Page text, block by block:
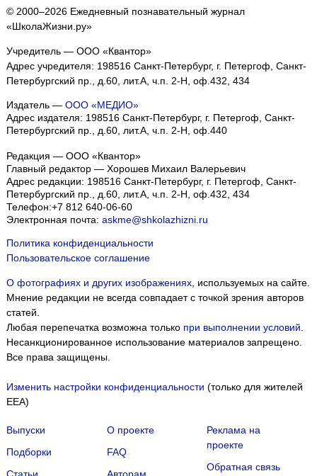
© 2000–2026 Ежедневный познавательный журнал
«ШколаЖизни.ру»
Учредитель — ООО «Квантор»
Адрес учредителя: 198516 Санкт-Петербург, г. Петергоф, Санкт-
Петербургский пр., д.60, лит.А, ч.п. 2-Н, оф.432, 434
Издатель — ООО «МЕДИО»
Адрес издателя: 198516 Санкт-Петербург, г. Петергоф, Санкт-
Петербургский пр., д.60, лит.А, ч.п. 2-Н, оф.440
Редакция — ООО «Квантор»
Главный редактор — Хорошев Михаил Валерьевич
Адрес редакции: 198516 Санкт-Петербург, г. Петергоф Санкт-
Петербургский пр., д.60, лит.А, ч.п. 2-Н, оф.432, 434
Телефон:+7 812 640-06-60
Электронная почта: askme@shkolazhizni.ru
Политика конфиденциальности
Пользовательское соглашение
О фотографиях и других изображениях, используемых на сайте.
Мнение редакции не всегда совпадает с точкой зрения авторов
статей.
Любая перепечатка возможна только при выполнении условий
Несанкционированное использование материалов запрещено.
Все права защищены.
Изменить настройки конфиденциальности (только для жителей
EEA)
Выпуски
Подборки
О проекте
FAQ
Реклама на
проекте
Обратная связь